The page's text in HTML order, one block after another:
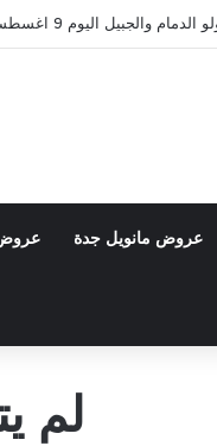
9 اغسطس 2026 الموافق 22 صفر 1448 عروض الطازج & العروض الأسبوعية
عروض مانويل جدة عروض
لم